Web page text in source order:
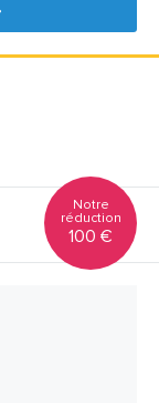
Notre
réduction
100 €